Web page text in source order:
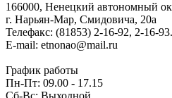
166000, Ненецкий автономный
г. Нарьян-Мар, Смидовича, 20а
Телефакс: (81853) 2-16-92, 2-16-93.
E-mail: etnonao@mail.ru
График работы
Пн-Пт: 09.00 - 17.15